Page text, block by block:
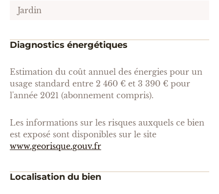
Jardin
Diagnostics énergétiques
Estimation du coût annuel des énergies pour un
usage standard entre 2 460 € et 3 390 € pour
l'année 2021 (abonnement compris).
Les informations sur les risques auxquels ce bien
est exposé sont disponibles sur le site
www.georisque.gouv.fr
Localisation du bien